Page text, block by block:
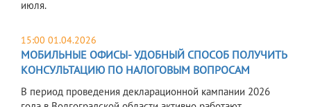
июля.
15:00 01.04.2026
МОБИЛЬНЫЕ ОФИСЫ- УДОБНЫЙ СПОСОБ ПОЛУЧИТЬ
КОНСУЛЬТАЦИЮ ПО НАЛОГОВЫМ ВОПРОСАМ
В период проведения декларационной кампании 2026